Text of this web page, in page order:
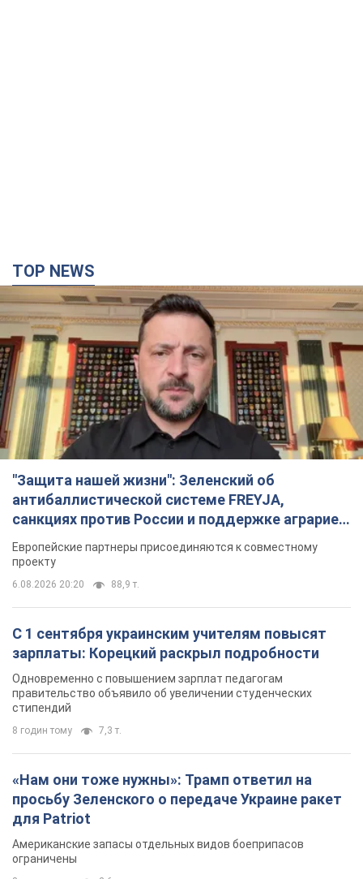
TOP NEWS
"Защита нашей жизни": Зеленский об
антибаллистической системе FREYJA,
санкциях против России и поддержке аграриев.
Видео
Европейские партнеры присоединяются к совместному
проекту
6.08.2026 20:20 88,9 т.
С 1 сентября украинским учителям повысят
зарплаты: Корецкий раскрыл подробности
Одновременно с повышением зарплат педагогам
правительство объявило об увеличении студенческих
стипендий
8 годин тому 7,3 т.
«Нам они тоже нужны»: Трамп ответил на
просьбу Зеленского о передаче Украине ракет
для Patriot
Американские запасы отдельных видов боеприпасов
ограничены